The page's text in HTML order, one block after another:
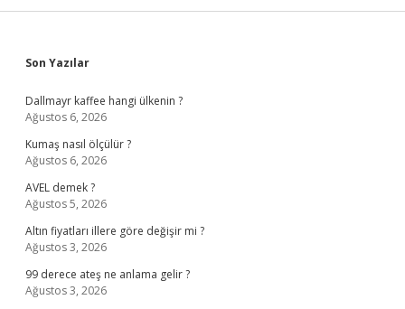
Sidebar
Son Yazılar
Dallmayr kaffee hangi ülkenin ?
Ağustos 6, 2026
Kumaş nasıl ölçülür ?
Ağustos 6, 2026
AVEL demek ?
Ağustos 5, 2026
Altın fiyatları illere göre değişir mi ?
Ağustos 3, 2026
99 derece ateş ne anlama gelir ?
Ağustos 3, 2026